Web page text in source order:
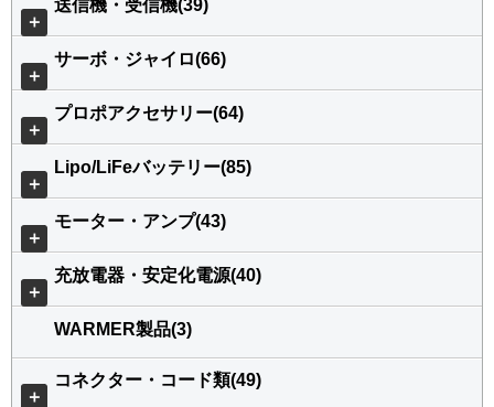
＋
送信機・受信機(39)
＋
サーボ・ジャイロ(66)
＋
プロポアクセサリー(64)
＋
Lipo/LiFeバッテリー(85)
＋
モーター・アンプ(43)
＋
充放電器・安定化電源(40)
WARMER製品(3)
＋
コネクター・コード類(49)